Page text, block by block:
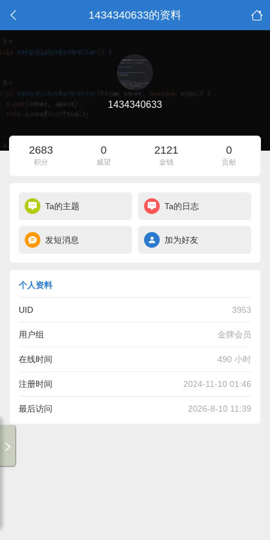
1434340633的资料
1434340633
2683
积分
0
威望
2121
金钱
0
贡献
Ta的主题 Ta的日志
发短消息 加为好友
个人资料
UID 3953
用户组 金牌会员
在线时间 490 小时
注册时间 2024-11-10 01:46
最后访问 2026-8-10 11:39